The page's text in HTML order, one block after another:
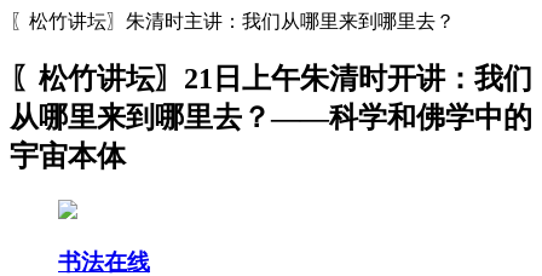
〖松竹讲坛〗朱清时主讲：我们从哪里来到哪里去？
〖松竹讲坛〗21日上午朱清时开讲：我们
从哪里来到哪里去？——科学和佛学中的
宇宙本体
书法在线